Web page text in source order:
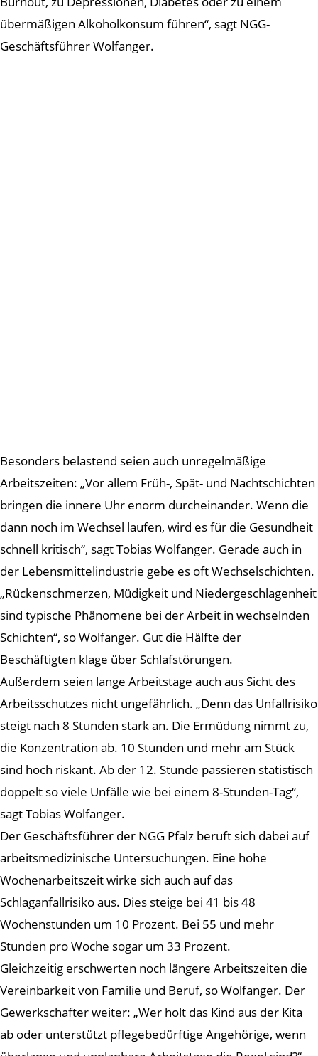
übermäßigen Alkoholkonsum führen“, sagt NGG-
Geschäftsführer Wolfanger.
Besonders belastend seien auch unregelmäßige
Arbeitszeiten: „Vor allem Früh-, Spät- und Nachtschichten
bringen die innere Uhr enorm durcheinander. Wenn die
dann noch im Wechsel laufen, wird es für die Gesundheit
schnell kritisch“, sagt Tobias Wolfanger. Gerade auch in
der Lebensmittelindustrie gebe es oft Wechselschichten.
„Rückenschmerzen, Müdigkeit und Niedergeschlagenheit
sind typische Phänomene bei der Arbeit in wechselnden
Schichten“, so Wolfanger. Gut die Hälfte der
Beschäftigten klage über Schlafstörungen.
Außerdem seien lange Arbeitstage auch aus Sicht des
Arbeitsschutzes nicht ungefährlich. „Denn das Unfallrisiko
steigt nach 8 Stunden stark an. Die Ermüdung nimmt zu,
die Konzentration ab. 10 Stunden und mehr am Stück
sind hoch riskant. Ab der 12. Stunde passieren statistisch
doppelt so viele Unfälle wie bei einem 8-Stunden-Tag“,
sagt Tobias Wolfanger.
Der Geschäftsführer der NGG Pfalz beruft sich dabei auf
arbeitsmedizinische Untersuchungen. Eine hohe
Wochenarbeitszeit wirke sich auch auf das
Schlaganfallrisiko aus. Dies steige bei 41 bis 48
Wochenstunden um 10 Prozent. Bei 55 und mehr
Stunden pro Woche sogar um 33 Prozent.
Gleichzeitig erschwerten noch längere Arbeitszeiten die
Vereinbarkeit von Familie und Beruf, so Wolfanger. Der
Gewerkschafter weiter: „Wer holt das Kind aus der Kita
ab oder unterstützt pflegebedürftige Angehörige, wenn